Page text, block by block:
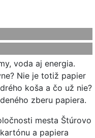
voda aj energia.
Nie je totiž papier
koša a čo už nie?
zberu papiera.
mesta Štúrovo
a papiera